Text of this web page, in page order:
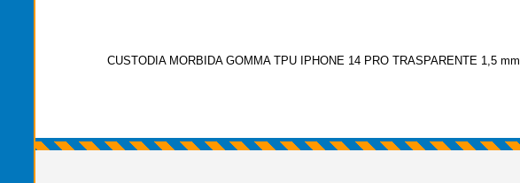
CUSTODIA MORBIDA GOMMA TPU IPHONE 14 PRO TRASPARENTE 1,5 mm